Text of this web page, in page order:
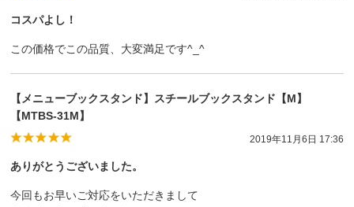
コスパよし！
この価格でこの品質、大変満足です^_^
【メニューブックスタンド】スチールブックスタンド【M】
【MTBS-31M】
2019年11月6日 17:36
ありがとうございました。
今回もお早いご対応をいただきまして